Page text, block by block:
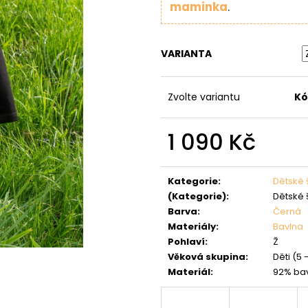
maminka.
VARIANTA
Zvolte variantu
1 090 Kč
cena:
Kategorie:
Dětské
(Kategorie):
Dětské
Barva:
Černá
Materiály:
Bavlna
Pohlaví:
Ž
Věková skupina:
Děti (5
Materiál: 92%